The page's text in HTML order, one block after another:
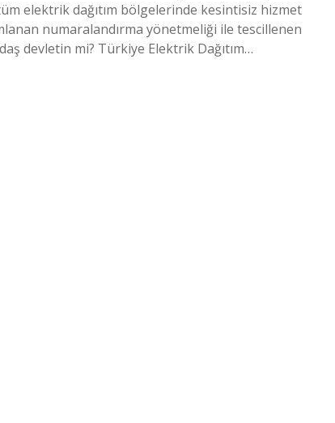
elektrik dağıtım bölgelerinde kesintisiz hizmet
numaralandırma yönetmeliği ile tescillenen
devletin mi? Türkiye Elektrik Dağıtım…